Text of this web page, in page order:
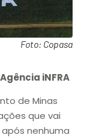
Foto: Copasa
iNFRA
de Minas
que vai
nenhuma